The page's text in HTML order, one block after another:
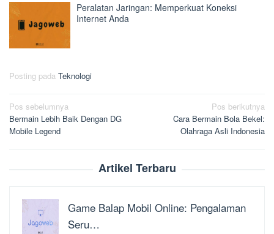
Peralatan Jaringan: Memperkuat Koneksi
Internet Anda
Posting pada Teknologi
Navigasi
pos
Pos sebelumnya
Bermain Lebih Baik Dengan DG
Mobile Legend
Pos berikutnya
Cara Bermain Bola Bekel:
Olahraga Asli Indonesia
Artikel Terbaru
Game Balap Mobil Online: Pengalaman
Seru…